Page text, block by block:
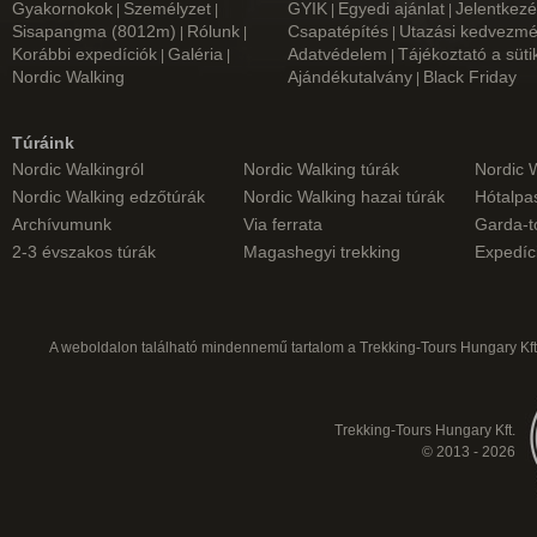
Gyakornokok Személyzet
Sisapangma (8012m) Rólunk
Korábbi expedíciók Galéria
Nordic Walking
GYIK Egyedi ajánlat
Csapatépítés
Utazási
Adatvédelem
Tájékoztató a
Ajándékutalvány
Black Friday
Túráink
Nordic Walkingról
Nordic Walking túrák
Nordic
Nordic Walking edzőtúrák
Nordic Walking hazai túrák
Archívumunk
Via ferrata
Garda-
2-3 évszakos túrák
Magashegyi trekking
A weboldalon található mindennemű tartalom a Trekking-Tours Hungary
Trekking-Tours Hungary Kft.
© 2013 - 2026